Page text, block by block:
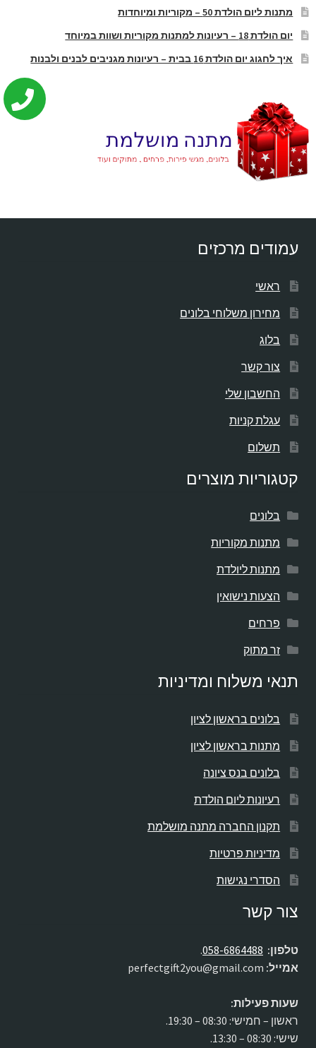
מתנות ליום הולדת 50 – מקוריות ומיוחדות
יום הולדת 18 – רעיונות למתנות מקוריות ושוות במיוחד
איך לחגוג יום הולדת 16 בבית – רעיונות מגניבים לבנים ולבנות
עמודים מרכזים
ראשי
מחירון משלוחי בלונים
בלוג
צור קשר
החשבון שלי
עגלת קניות
תשלום
קטגוריות מוצרים
בלונים
מתנות מקוריות
מתנות ליולדת
הצעות נישואין
פרחים
זר מתוק
תנאי משלוח ומדיניות
בלונים בראשון לציון
מתנות בראשון לציון
בלונים בנס ציונה
רעיונות ליום הולדת
תקנון החברה מתנה מושלמת
מדיניות פרטיות
הסדרי נגישות
צור קשר
טלפון: 058-6864488
.
אמייל:
שעות פעילות:
ראשון – חמישי: 08:30 – 19:30.
שישי: 08:30 – 13:30.